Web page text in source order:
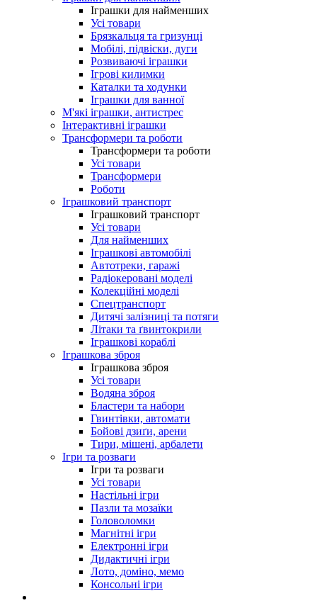
Іграшки для найменших
Усі товари
Брязкальця та гризунці
Мобілі, підвіски, дуги
Розвиваючі іграшки
Ігрові килимки
Каталки та ходунки
Іграшки для ванної
М'які іграшки, антистрес
Інтерактивні іграшки
Трансформери та роботи
Трансформери та роботи
Усі товари
Трансформери
Роботи
Іграшковий транспорт
Іграшковий транспорт
Усі товари
Для найменших
Іграшкові автомобілі
Автотреки, гаражі
Радіокеровані моделі
Колекційні моделі
Спецтранспорт
Дитячі залізниці та потяги
Літаки та ґвинтокрили
Іграшкові кораблі
Іграшкова зброя
Іграшкова зброя
Усі товари
Водяна зброя
Бластери та набори
Гвинтівки, автомати
Бойові дзиґи, арени
Тири, мішені, арбалети
Ігри та розваги
Ігри та розваги
Усі товари
Настільні ігри
Пазли та мозаїки
Головоломки
Магнітні ігри
Електронні ігри
Дидактичні ігри
Лото, доміно, мемо
Консольні ігри